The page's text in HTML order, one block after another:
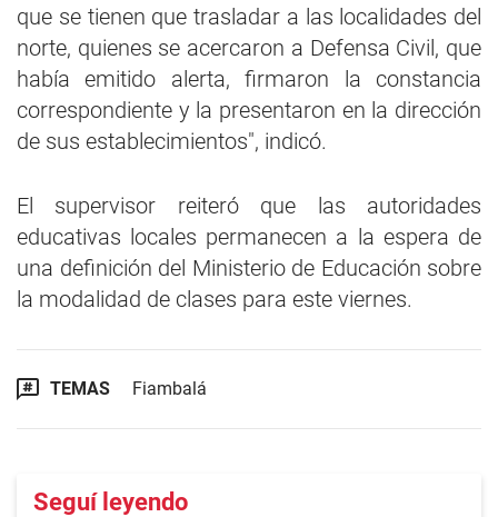
que se tienen que trasladar a las localidades del
norte, quienes se acercaron a Defensa Civil, que
había emitido alerta, firmaron la constancia
correspondiente y la presentaron en la dirección
de sus establecimientos", indicó.
El supervisor reiteró que las autoridades
educativas locales permanecen a la espera de
una definición del Ministerio de Educación sobre
la modalidad de clases para este viernes.
TEMAS Fiambalá
Seguí leyendo